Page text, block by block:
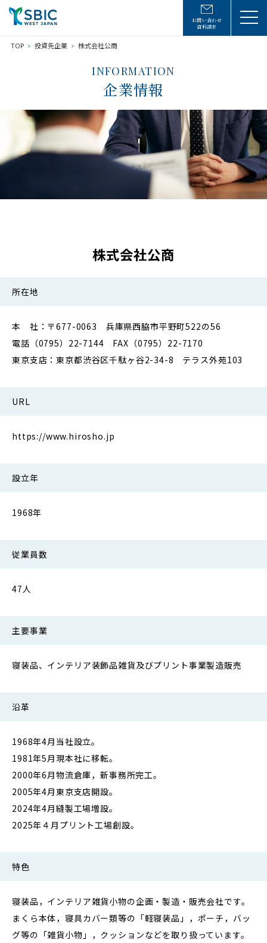
お問い合わせ
資料請求
TOP 投資先企業 株式会社公商
INFORMATION
企業情報
株式会社公商
所在地
本 社：〒677-0063 兵庫県西脇市平野町522の56
電話（0795）22-7144 FAX（0795）22-7170
東京支店：東京都渋谷区千駄ヶ谷2-34-8 テラス外苑103
URL
https://www.hirosho.jp
設立年
1968年
従業員数
47人
主要事業
寝装品、インテリア装飾品雑貨及びプリント事業製造販売
沿革
1968年4月当社設立。
1981年5月現本社に移転。
2000年6月物流倉庫，新事務所完工。
2005年4月東京支店開設。
2024年4月縫製工場増設。
2025年４月プリント工場創設。
特色
寝装品，インテリア雑貨小物の企画・製造・販売会社です。
まくら本体，寝具カバー類等の「軽寝装品」，ポーチ，バッ
グ等の「雑貨小物」，クッションなどを取り扱っています。